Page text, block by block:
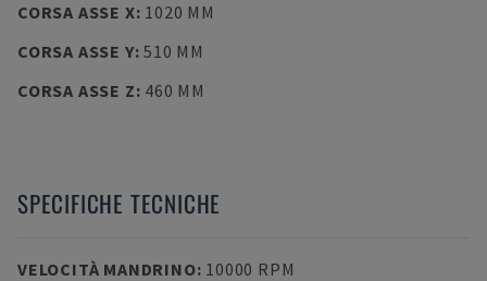
CORSA ASSE X: 1020 MM
CORSA ASSE Y:510 MM
CORSA ASSE Z: 460 MM
SPECIFICHE TECNICHE
VELOCITÀ MANDRINO: 10000 RPM